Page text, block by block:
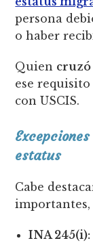
persona
o haber
Quien cruzó
ese
con USCIS.
estatus
Cabe
importantes,
INA 245(i):